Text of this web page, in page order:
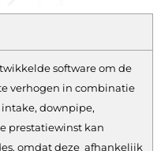
software om de
verhogen in combinatie
downpipe,
prestatiewinst kan
omdat deze afhankelijk